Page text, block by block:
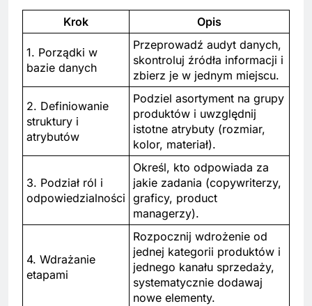
Krok Opis
1. Porządki w
bazie danych
Przeprowadź audyt danych,
skontroluj źródła informacji i
zbierz je w jednym miejscu.
2. Definiowanie
struktury i
atrybutów
Podziel asortyment na grupy
produktów i uwzględnij
istotne atrybuty (rozmiar,
kolor, materiał).
3. Podział ról i
odpowiedzialności
Określ, kto odpowiada za
jakie zadania (copywriterzy,
graficy, product
managerzy).
4. Wdrażanie
etapami
Rozpocznij wdrożenie od
jednej kategorii produktów i
jednego kanału sprzedaży,
systematycznie dodawaj
nowe elementy.